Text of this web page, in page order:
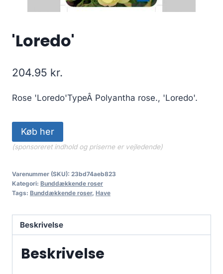
'Loredo'
204.95 kr.
Rose 'Loredo'TypeÂ Polyantha rose., 'Loredo'.
Køb her
(sponsoreret indhold og priserne er vejledende)
Varenummer (SKU): 23bd74aeb823
Kategori: Bunddækkende roser
Tags: Bunddækkende roser, Have
Beskrivelse
Beskrivelse